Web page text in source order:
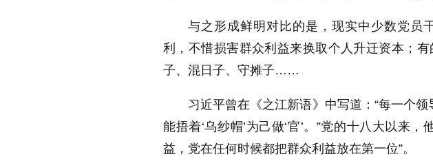
与之形成鲜明对比的是，现实中少数党员
利，不惜损害群众利益来换取个人升迁资本；
子、混日子、守摊子……
习近平曾在《之江新语》中写道：“每一个领
能捂着‘乌纱帽’为己做‘官’。”党的十八大以来
益，党在任何时候都把群众利益放在第一位”。